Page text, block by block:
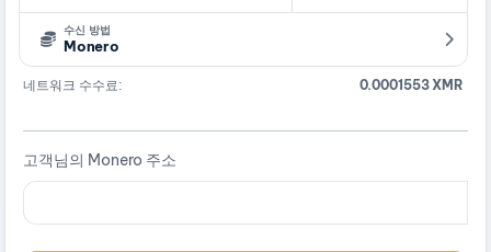
수신 방법
Monero
네트워크 수수료: 0.0001553 XMR
고객님의 Monero 주소